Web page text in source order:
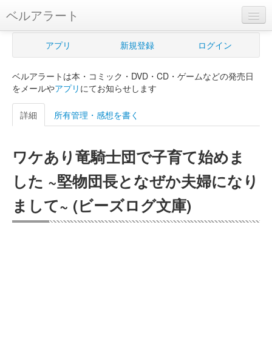
ベルアラート
ベルアラートとは
新規登録
ログイン
購入管理
Myシェルフ
プレミアム
アプリ 新規登録 ログイン
ベルアラートは本・コミック・DVD・CD・ゲームなどの発売日
をメールやアプリ にてお知らせします
詳細 所有管理・感想を書く
ワケあり竜騎士団で子育て始めま
した ~堅物団長となぜか夫婦になり
まして~ (ビーズログ文庫)